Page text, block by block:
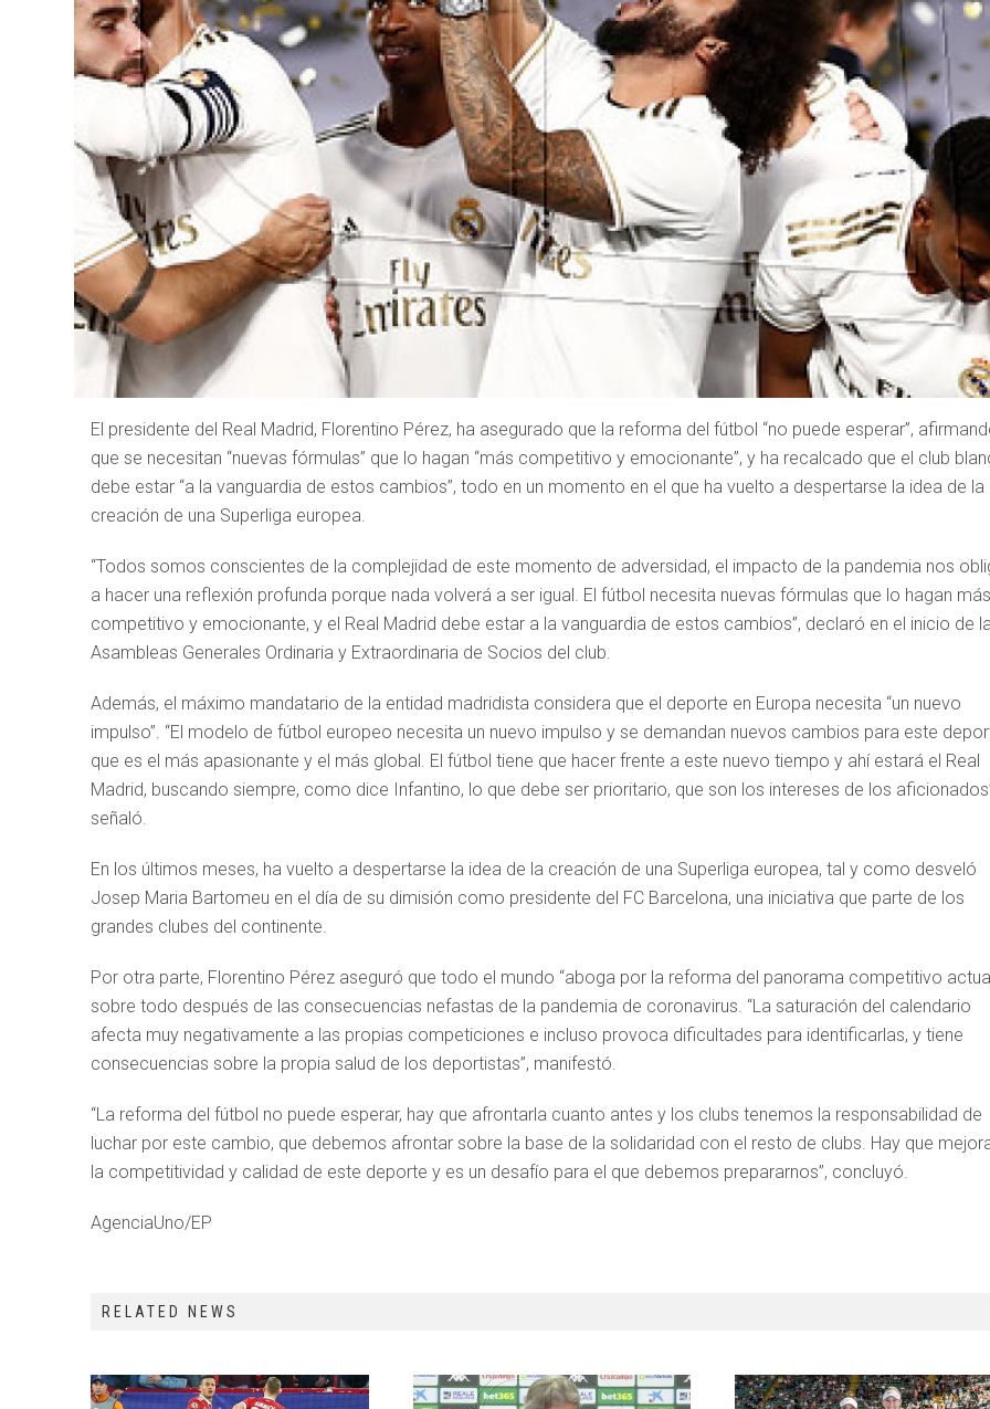
El presidente del Real Madrid, Florentino Pérez, ha asegurado que la reforma del fútbol “no puede esperar”,
que se necesitan “nuevas fórmulas” que lo hagan “más competitivo y emocionante”, y ha recalcado que el club
debe estar “a la vanguardia de estos cambios”, todo en un momento en el que ha vuelto a despertarse la idea de la
creación de una Superliga europea.
“Todos somos conscientes de la complejidad de este momento de adversidad, el impacto de la pandemia nos
a hacer una reflexión profunda porque nada volverá a ser igual. El fútbol necesita nuevas fórmulas que lo hagan más
competitivo y emocionante, y el Real Madrid debe estar a la vanguardia de estos cambios”, declaró en el inicio de
Asambleas Generales Ordinaria y Extraordinaria de Socios del club.
Además, el máximo mandatario de la entidad madridista considera que el deporte en Europa necesita “un nuevo
impulso”. “El modelo de fútbol europeo necesita un nuevo impulso y se demandan nuevos cambios para este
que es el más apasionante y el más global. El fútbol tiene que hacer frente a este nuevo tiempo y ahí estará el Real
Madrid, buscando siempre, como dice Infantino, lo que debe ser prioritario, que son los intereses de los
señaló.
En los últimos meses, ha vuelto a despertarse la idea de la creación de una Superliga europea, tal y como desveló
Josep Maria Bartomeu en el día de su dimisión como presidente del FC Barcelona, una iniciativa que parte de los
grandes clubes del continente.
Por otra parte, Florentino Pérez aseguró que todo el mundo “aboga por la reforma del panorama competitivo
sobre todo después de las consecuencias nefastas de la pandemia de coronavirus. “La saturación del calendario
afecta muy negativamente a las propias competiciones e incluso provoca dificultades para identificarlas, y tiene
consecuencias sobre la propia salud de los deportistas”, manifestó.
“La reforma del fútbol no puede esperar, hay que afrontarla cuanto antes y los clubs tenemos la responsabilidad de
luchar por este cambio, que debemos afrontar sobre la base de la solidaridad con el resto de clubs. Hay que
la competitividad y calidad de este deporte y es un desafío para el que debemos prepararnos”, concluyó.
AgenciaUno/EP
RELATED NEWS